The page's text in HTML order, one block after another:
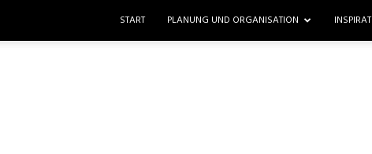
START PLANUNG UND ORGANISATION